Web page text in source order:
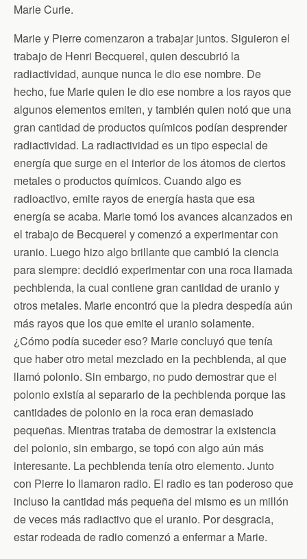
Marie Curie.
Marie y Pierre comenzaron a trabajar juntos. Siguieron el
trabajo de Henri Becquerel, quien descubrió la
radiactividad, aunque nunca le dio ese nombre. De
hecho, fue Marie quien le dio ese nombre a los rayos que
algunos elementos emiten, y también quien notó que una
gran cantidad de productos químicos podían desprender
radiactividad. La radiactividad es un tipo especial de
energía que surge en el interior de los átomos de ciertos
metales o productos químicos. Cuando algo es
radioactivo, emite rayos de energía hasta que esa
energía se acaba. Marie tomó los avances alcanzados en
el trabajo de Becquerel y comenzó a experimentar con
uranio. Luego hizo algo brillante que cambió la ciencia
para siempre: decidió experimentar con una roca llamada
pechblenda, la cual contiene gran cantidad de uranio y
otros metales. Marie encontró que la piedra despedía aún
más rayos que los que emite el uranio solamente.
¿Cómo podía suceder eso? Marie concluyó que tenía
que haber otro metal mezclado en la pechblenda, al que
llamó polonio. Sin embargo, no pudo demostrar que el
polonio existía al separarlo de la pechblenda porque las
cantidades de polonio en la roca eran demasiado
pequeñas. Mientras trataba de demostrar la existencia
del polonio, sin embargo, se topó con algo aún más
interesante. La pechblenda tenía otro elemento. Junto
con Pierre lo llamaron radio. El radio es tan poderoso que
incluso la cantidad más pequeña del mismo es un millón
de veces más radiactivo que el uranio. Por desgracia,
estar rodeada de radio comenzó a enfermar a Marie.